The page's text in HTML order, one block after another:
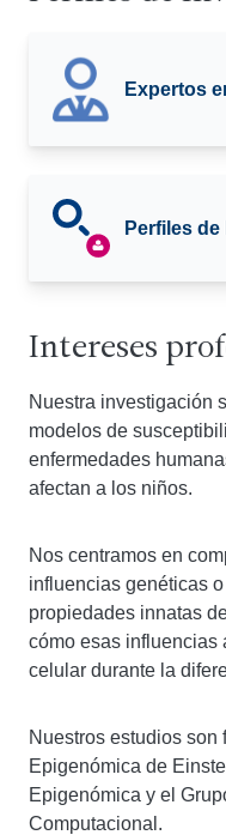
Expertos
Perfiles
Intereses
Nuestra investigación
modelos de
enfermedades
afectan a los niños.
Nos centramos en
influencias genéticas
propiedades innatas
cómo esas influencias
celular durante la
Nuestros estudios
Epigenómica de
Epigenómica y el
Computacional.